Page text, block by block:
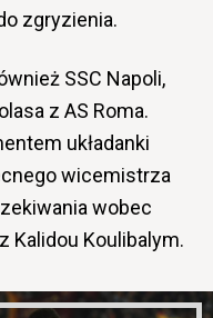
zgryzienia.
SSC Napoli,
z AS Roma.
układanki
wicemistrza
wobec
Kalidou Koulibalym.